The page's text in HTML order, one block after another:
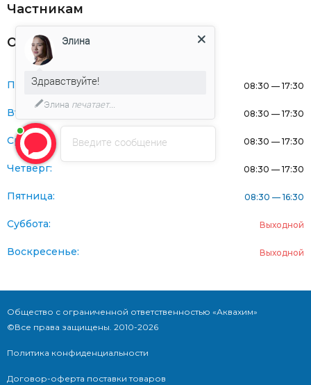
Частникам
Оферта
Понедельник: 08:30 — 17:30
Вторник: 08:30 — 17:30
Среда: 08:30 — 17:30
Четверг: 08:30 — 17:30
Пятница: 08:30 — 16:30
Суббота: Выходной
Воскресенье: Выходной
Общество с ограниченной ответственностью «Аквахим»
©Все права защищены. 2010-2026
Политика конфиденциальности
Договор-оферта поставки товаров
Введите сообщение
Элина
Здравствуйте!
Элина печатает...